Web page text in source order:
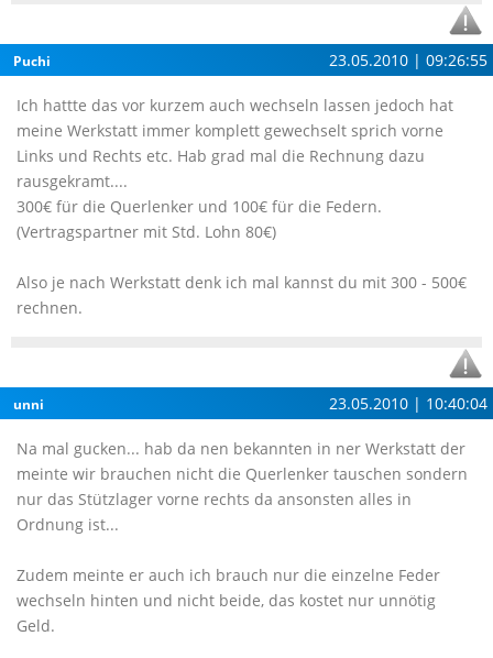
Puchi 23.05.2010 | 09:26:55
Ich hattte das vor kurzem auch wechseln lassen jedoch hat
meine Werkstatt immer komplett gewechselt sprich vorne
Links und Rechts etc. Hab grad mal die Rechnung dazu
rausgekramt....
300€ für die Querlenker und 100€ für die Federn.
(Vertragspartner mit Std. Lohn 80€)
Also je nach Werkstatt denk ich mal kannst du mit 300 - 500€
rechnen.
unni 23.05.2010 | 10:40:04
Na mal gucken... hab da nen bekannten in ner Werkstatt der
meinte wir brauchen nicht die Querlenker tauschen sondern
nur das Stützlager vorne rechts da ansonsten alles in
Ordnung ist...
Zudem meinte er auch ich brauch nur die einzelne Feder
wechseln hinten und nicht beide, das kostet nur unnötig
Geld.